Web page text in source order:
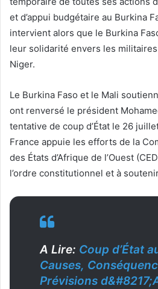
et d’appui budgétaire au Burkina
intervient alors que le Burkina
leur solidarité envers les
Niger.
Le Burkina Faso et le Mali
ont renversé le président
tentative de coup d’État le 26
France appuie les efforts de la
des États d’Afrique de l’Ouest
l’ordre constitutionnel et à
A Lire: Coup d’État
Causes,
Prévisions